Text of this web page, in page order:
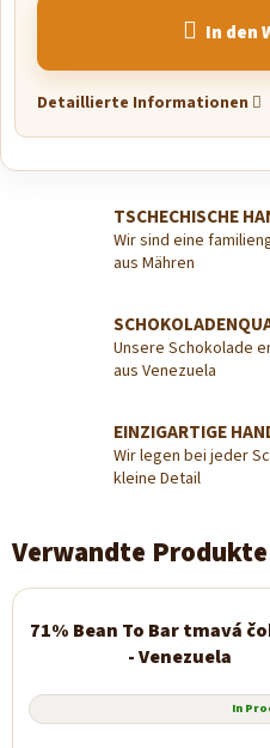
In den
Detaillierte Informationen
TSCHECHISCHE
Wir sind eine
aus Mähren
Unsere Schokolade
aus Venezuela
EINZIGARTIGE
Wir legen bei jeder
kleine Detail
Verwandte Produkte
71% Bean To Bar tmavá
- Venezuela
In